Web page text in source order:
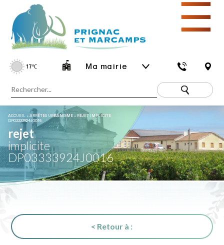
17℃ Ma mairie
☰
ACCUEIL »ARRÊTÉS URBANISME» REJET IMPLICITE
DP03333924J0016
rejet
implicite
DP03333924J0016
< Retour à :